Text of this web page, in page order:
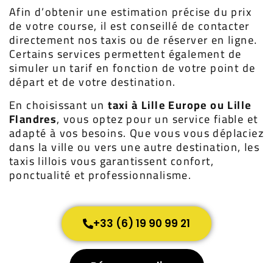
Afin d’obtenir une estimation précise du prix
de votre course, il est conseillé de contacter
directement nos taxis ou de réserver en ligne.
Certains services permettent également de
simuler un tarif en fonction de votre point de
départ et de votre destination.
En choisissant untaxi à Lille Europe ou Lille
Flandres, vous optez pour un service fiable et
adapté à vos besoins. Que vous vous déplaciez
dans la ville ou vers une autre destination, les
taxis lillois vous garantissent confort,
ponctualité et professionnalisme.
+33 (6) 19 90 99 21